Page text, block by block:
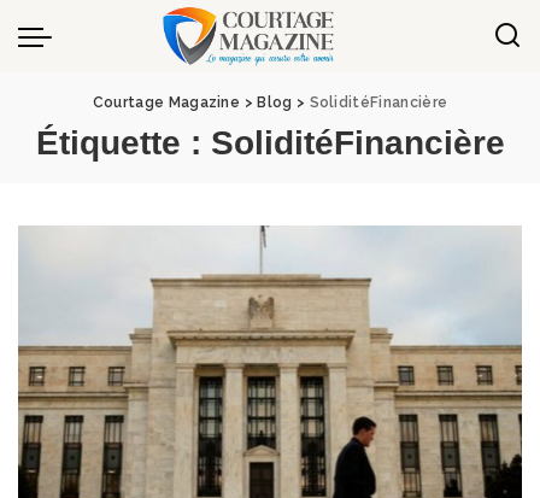
Panneau de gestion des cookies
Courtage Magazine > Blog > SoliditéFinancière
Étiquette : SoliditéFinancière